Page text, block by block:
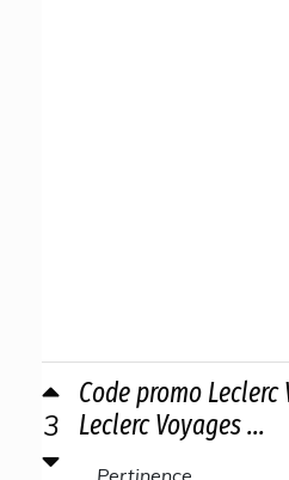
3
Code promo
Leclerc Voyages ...